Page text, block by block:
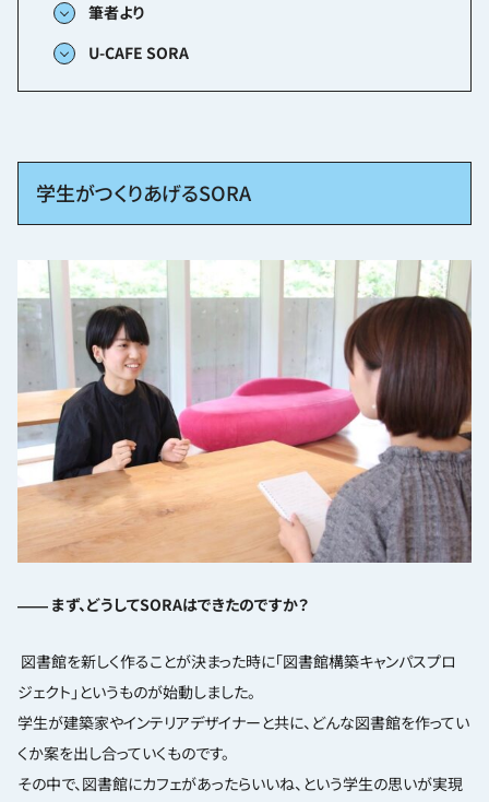
筆者より
U-CAFE SORA
学生がつくりあげるSORA
―― まず、どうしてSORAはできたのですか？
図書館を新しく作ることが決まった時に「図書館構築キャンパスプロ
ジェクト」というものが始動しました。
学生が建築家やインテリアデザイナーと共に、どんな図書館を作ってい
くか案を出し合っていくものです。
その中で、図書館にカフェがあったらいいね、という学生の思いが実現